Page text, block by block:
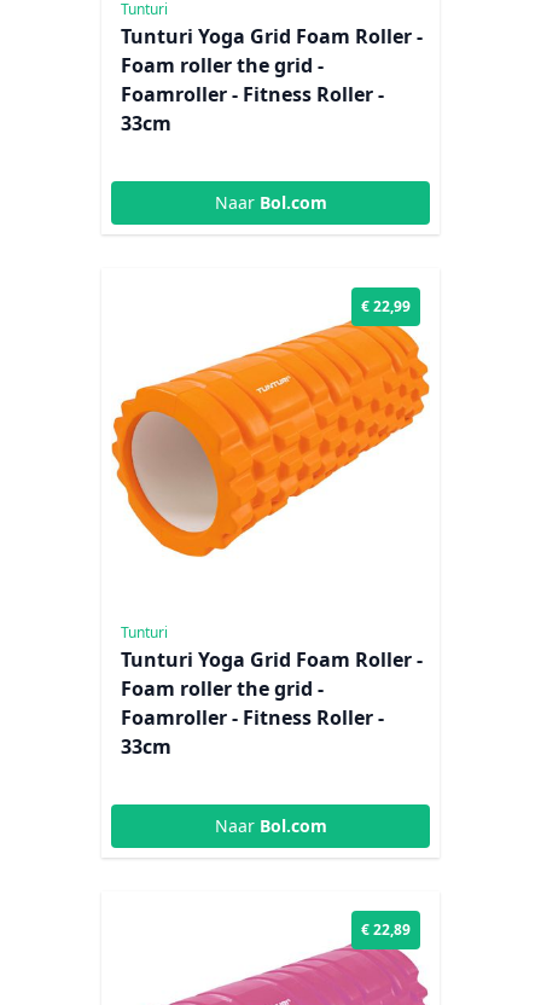
Tunturi
Tunturi Yoga Grid Foam Roller -
Foam roller the grid -
Foamroller - Fitness Roller -
33cm
Naar Bol.com
€ 22,99
Tunturi
Tunturi Yoga Grid Foam Roller -
Foam roller the grid -
Foamroller - Fitness Roller -
33cm
Naar Bol.com
€ 22,89